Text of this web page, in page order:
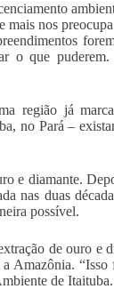
mais nos
o que
região já
no Pará –
e diamante.
nas duas
possível.
de ouro e
Amazônia.
de Itaituba.